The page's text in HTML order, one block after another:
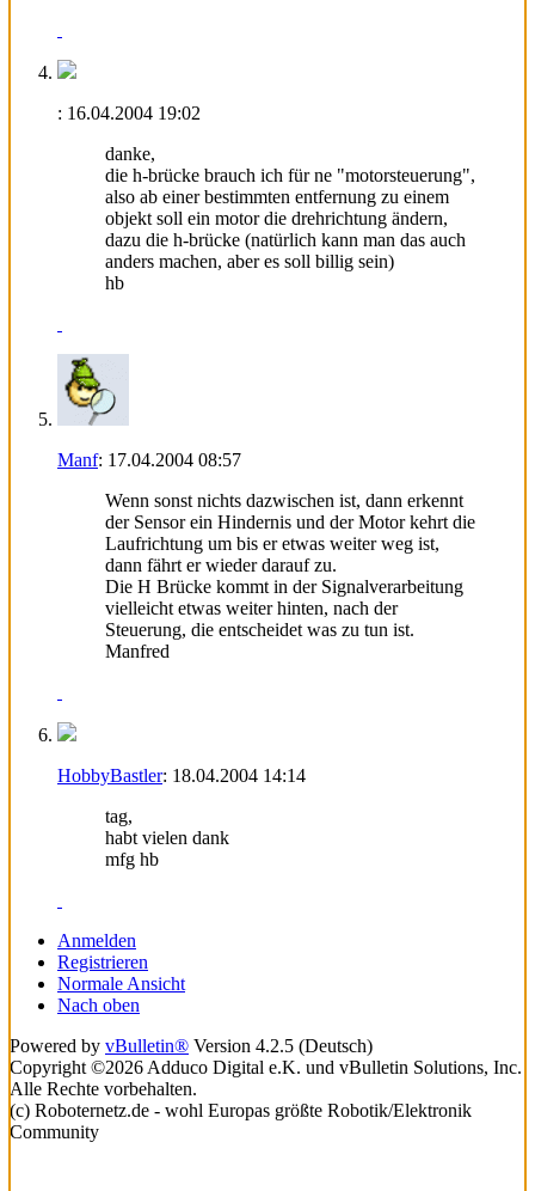
: 16.04.2004 19:02
danke,
die h-brücke brauch ich für ne "motorsteuerung",
also ab einer bestimmten entfernung zu einem
objekt soll ein motor die drehrichtung ändern,
dazu die h-brücke (natürlich kann man das auch
anders machen, aber es soll billig sein)
hb
Manf: 17.04.2004 08:57
Wenn sonst nichts dazwischen ist, dann erkennt
der Sensor ein Hindernis und der Motor kehrt die
Laufrichtung um bis er etwas weiter weg ist,
dann fährt er wieder darauf zu.
Die H Brücke kommt in der Signalverarbeitung
vielleicht etwas weiter hinten, nach der
Steuerung, die entscheidet was zu tun ist.
Manfred
HobbyBastler: 18.04.2004 14:14
tag,
habt vielen dank
mfg hb
Anmelden
Registrieren
Normale Ansicht
Nach oben
Powered by vBulletin® Version 4.2.5 (Deutsch)
Copyright ©2026 Adduco Digital e.K. und vBulletin Solutions, Inc.
Alle Rechte vorbehalten.
(c) Roboternetz.de - wohl Europas größte Robotik/Elektronik
Community